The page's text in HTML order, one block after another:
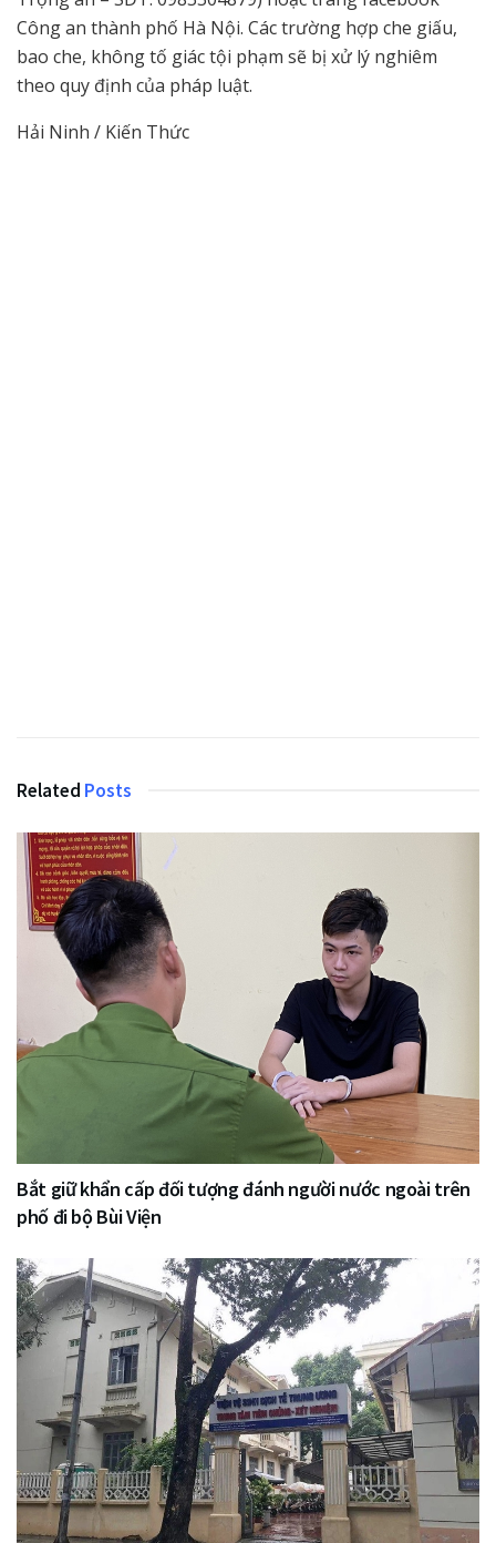
Công an thành phố Hà Nội. Các trường hợp che giấu,
bao che, không tố giác tội phạm sẽ bị xử lý nghiêm
theo quy định của pháp luật.
Hải Ninh / Kiến Thức
Related Posts
Bắt giữ khẩn cấp đối tượng đánh người nước ngoài trên
phố đi bộ Bùi Viện